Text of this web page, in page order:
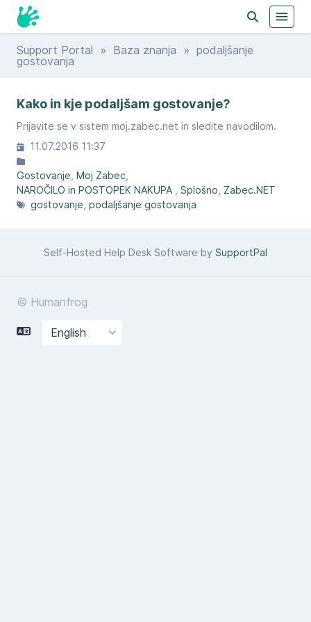
Support Portal » Baza znanja » podaljšanje
gostovanja
Kako in kje podaljšam gostovanje?
Prijavite se v sistem moj.zabec.net in sledite navodilom.
11.07.2016 11:37
Gostovanje Moj Zabec
NAROČILO in POSTOPEK NAKUPA
Splošno Zabec.NET
gostovanje podaljšanje gostovanja
Self-Hosted Help Desk Software by SupportPal
© Humanfrog